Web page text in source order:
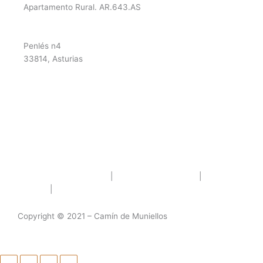
Apartamento Rural. AR.643.AS
Penlés n4
33814, Asturias
Copyright © 2021 – Camín de Muniellos